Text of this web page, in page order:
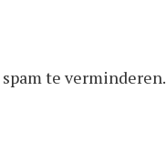
te verminderen.